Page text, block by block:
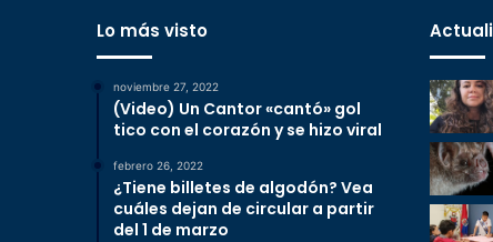
Lo más visto
noviembre 27, 2022
(Video) Un Cantor «cantó» gol
tico con el corazón y se hizo viral
febrero 26, 2022
¿Tiene billetes de algodón? Vea
cuáles dejan de circular a partir
del 1 de marzo